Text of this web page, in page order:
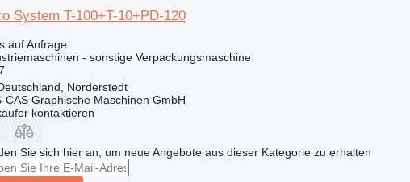
System T-100+T-10+PD-120
auf Anfrage
- sonstige Verpackungsmaschine
Norderstedt
CAS Graphische Maschinen GmbH
kontaktieren
Sie sich hier an, um neue Angebote aus dieser Kategorie zu erhalten